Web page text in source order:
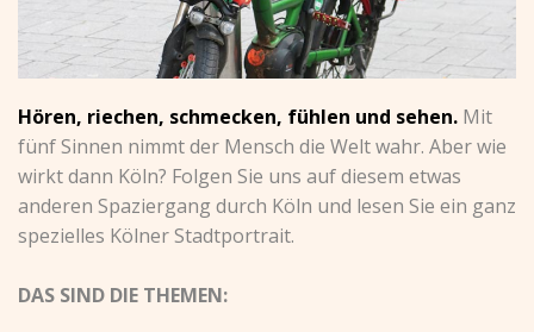
Hören, riechen, schmecken, fühlen und sehen. Mit
fünf Sinnen nimmt der Mensch die Welt wahr. Aber wie
wirkt dann Köln? Folgen Sie uns auf diesem etwas
anderen Spaziergang durch Köln und lesen Sie ein ganz
spezielles Kölner Stadtportrait.
DAS SIND DIE THEMEN: